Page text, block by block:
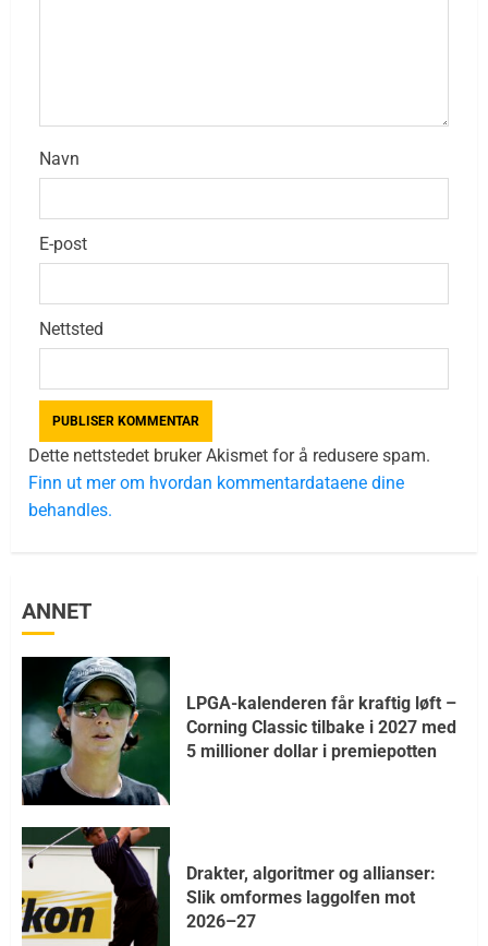
Navn
E-post
Nettsted
Dette nettstedet bruker Akismet for å redusere spam.
Finn ut mer om hvordan kommentardataene dine
behandles.
ANNET
LPGA-kalenderen får kraftig løft –
Corning Classic tilbake i 2027 med
5 millioner dollar i premiepotten
Drakter, algoritmer og allianser:
Slik omformes laggolfen mot
2026–27